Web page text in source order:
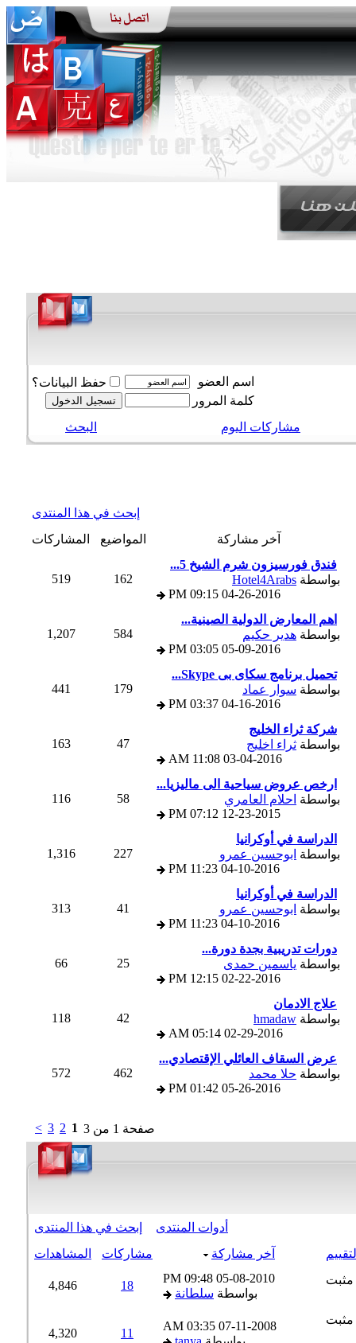
اسم العضو
حفظ البيانات؟
كلمة المرور
مشاركات اليوم البحث
إبحث في هذا المنتدى
آخر مشاركة المواضيع المشاركات
فندق فورسيزون شرم الشيخ 5...
بواسطة Hotel4Arabs
04-26-2016
09:15 PM
162
519
اهم المعارض الدولية الصينية...
بواسطة هدير حكيم
05-09-2016
03:05 PM
584
1,207
تحميل برنامج سكاى بى Skype...
بواسطة سوار عماد
04-16-2016
03:37 PM
179
441
شركة ثراء الخليج
بواسطة ثراء اخليج
03-04-2016
11:08 AM
47
163
ارخص عروض سياحية الى ماليزيا...
بواسطة احلام العامري
12-23-2015
07:12 PM
58
116
الدراسة في أوكرانيا
بواسطة ابوحسين عمرو
04-10-2016
11:23 PM
227
1,316
الدراسة في أوكرانيا
بواسطة ابوحسين عمرو
04-10-2016
11:23 PM
41
313
دورات تدريبية بجدة دورة...
بواسطة ياسمين حمدى
02-22-2016
12:15 PM
25
66
علاج الادمان
بواسطة hmadaw
02-29-2016
05:14 AM
42
118
عرض السقاف العائلي الإقتصادي...
بواسطة حلا محمد
05-26-2016
01:42 PM
462
572
صفحة 1 من 3 1
2
3
>
أدوات المنتدى
إبحث في هذا المنتدى
التقييم
آخر مشاركة مشاركات
المشاهدات
05-08-2010
09:48 PM
بواسطة سلطانة
18
4,846
07-11-2008
03:35 AM
11
4,320